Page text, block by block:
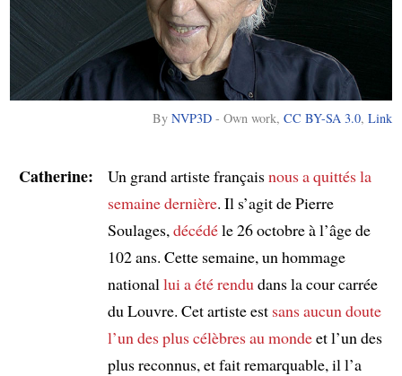
ByNVP3D -Own work,CC BY-SA 3.0,Link
Catherine: Un grand artiste françaisnous a quittésla
semaine dernière. Il s’agit de Pierre
Soulages, décédéle 26 octobre à l’âge de
102 ans. Cette semaine, un hommage
national lui a été rendu dans la cour carrée
du Louvre. Cet artiste est sans aucun doute
l’un des plus célèbres au mondeet l’un des
plus reconnus, et fait remarquable, il l’a